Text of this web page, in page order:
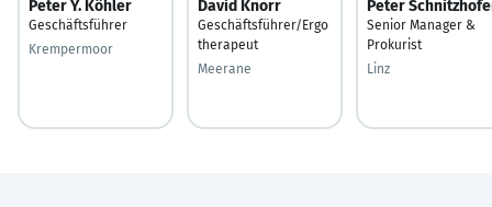
Peter Y. Köhler
Geschäftsführer
Krempermoor
David Knorr
Geschäftsführer/Ergo
therapeut
Meerane
Peter
Senior Manager &
Prokurist
Linz